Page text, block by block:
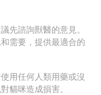
先諮詢獸醫的意見。
需要，提供最適合的
用任何人類用藥或沒
貓咪造成損害。